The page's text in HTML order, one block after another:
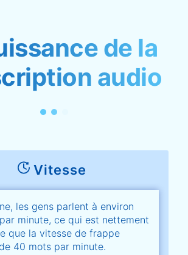
de la
audio
Vitesse
les gens parlent à environ
minute, ce qui est nettement
que la vitesse de frappe
40 mots par minute.